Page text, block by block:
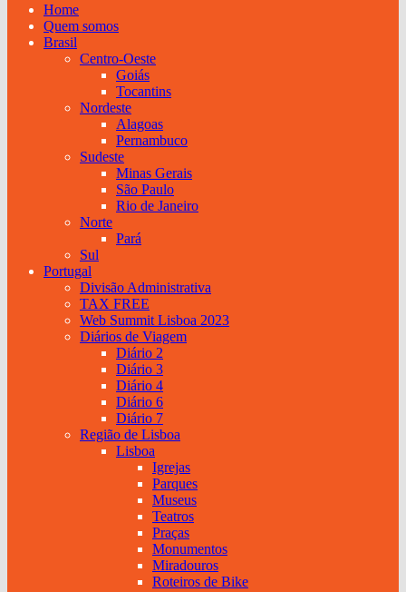
Home
Quem somos
Brasil
Centro-Oeste
Goiás
Tocantins
Nordeste
Alagoas
Pernambuco
Sudeste
Minas Gerais
São Paulo
Rio de Janeiro
Norte
Pará
Sul
Portugal
Divisão Administrativa
TAX FREE
Web Summit Lisboa 2023
Diários de Viagem
Diário 2
Diário 3
Diário 4
Diário 6
Diário 7
Região de Lisboa
Lisboa
Igrejas
Parques
Museus
Teatros
Praças
Monumentos
Miradouros
Roteiros de Bike